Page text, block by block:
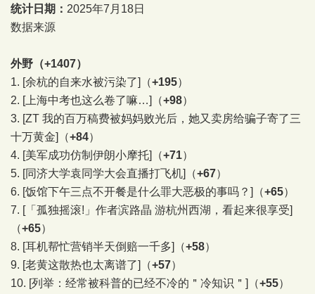
统计日期： 2025年7月18日
数据来源
外野（+1407）
1. [余杭的自来水被污染了] （+195）
2. [上海中考也这么卷了嘛…] （+98）
3. [ZT 我的百万稿费被妈妈败光后，她又卖房给骗子寄了三
十万黄金]
（+84）
4. [美军成功仿制伊朗小摩托] （+71）
5. [同济大学袁同学大会直播打飞机] （+67）
6. [饭馆下午三点不开餐是什么罪大恶极的事吗？] （+65）
7. [「孤独摇滚!」作者滨路晶 ​​​游杭州西湖，看起来很享受]
（+65）
8. [耳机帮忙营销半天倒赔一千多] （+58）
9. [老黄这散热也太离谱了] （+57）
10. [列举：经常被科普的已经不冷的＂冷知识＂] （+55）